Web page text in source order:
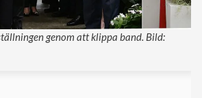
genom att klippa band. Bild: